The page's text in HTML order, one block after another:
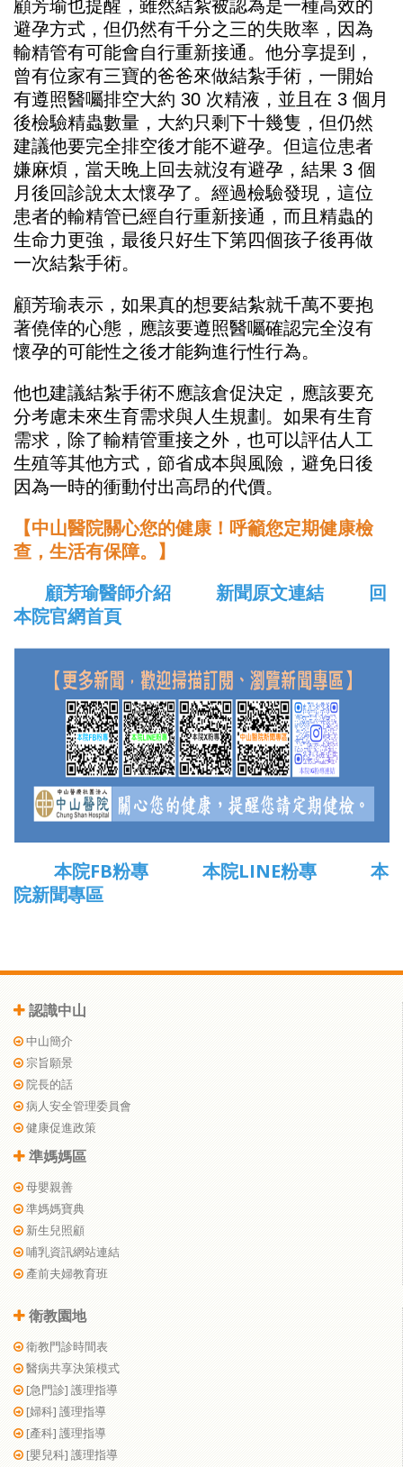
顧芳瑜也提醒，雖然結紮被認為是一種高效的
避孕方式，但仍然有千分之三的失敗率，因為
輸精管有可能會自行重新接通。他分享提到，
曾有位家有三寶的爸爸來做結紮手術，一開始
有遵照醫囑排空大約 30 次精液，並且在 3 個月
後檢驗精蟲數量，大約只剩下十幾隻，但仍然
建議他要完全排空後才能不避孕。但這位患者
嫌麻煩，當天晚上回去就沒有避孕，結果 3 個
月後回診說太太懷孕了。經過檢驗發現，這位
患者的輸精管已經自行重新接通，而且精蟲的
生命力更強，最後只好生下第四個孩子後再做
一次結紮手術。
顧芳瑜表示，如果真的想要結紮就千萬不要抱
著僥倖的心態，應該要遵照醫囑確認完全沒有
懷孕的可能性之後才能夠進行性行為。
他也建議結紮手術不應該倉促決定，應該要充
分考慮未來生育需求與人生規劃。如果有生育
需求，除了輸精管重接之外，也可以評估人工
生殖等其他方式，節省成本與風險，避免日後
因為一時的衝動付出高昂的代價。
【中山醫院關心您的健康！呼籲您定期健康檢
查，生活有保障。】
顧芳瑜醫師介紹
新聞原文連結
回
本院官網首頁
本院FB粉專 本院LINE粉專
本
院新聞專區
認識中山
中山簡介
宗旨願景
院長的話
病人安全管理委員會
健康促進政策
準媽媽區
母嬰親善
準媽媽寶典
新生兒照顧
哺乳資訊網站連結
產前夫婦教育班
衛教園地
衛教門診時間表
醫病共享決策模式
[急門診] 護理指導
[婦科] 護理指導
[產科] 護理指導
[嬰兒科] 護理指導